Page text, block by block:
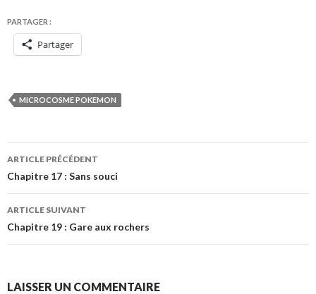
PARTAGER :
Partager
MICROCOSME POKEMON
Navigation
des
articles
ARTICLE PRÉCÉDENT
Chapitre 17 : Sans souci
ARTICLE SUIVANT
Chapitre 19 : Gare aux rochers
LAISSER UN COMMENTAIRE